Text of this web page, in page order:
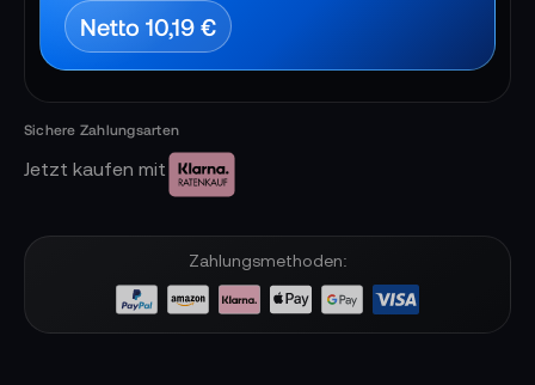
Netto 10,19 €
Jetzt kaufen mit
Zahlungsmethoden: